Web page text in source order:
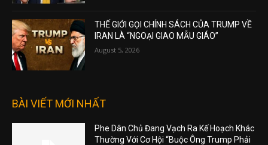
THẾ GIỚI GỌI CHÍNH SÁCH CỦA TRUMP VỀ
IRAN LÀ “NGOẠI GIAO MẪU GIÁO”
August 5, 2026
BÀI VIẾT MỚI NHẤT
Phe Dân Chủ Đang Vạch Ra Kế Hoạch Khác
Thường Với Cơ Hội “Buộc Ông Trump Phải